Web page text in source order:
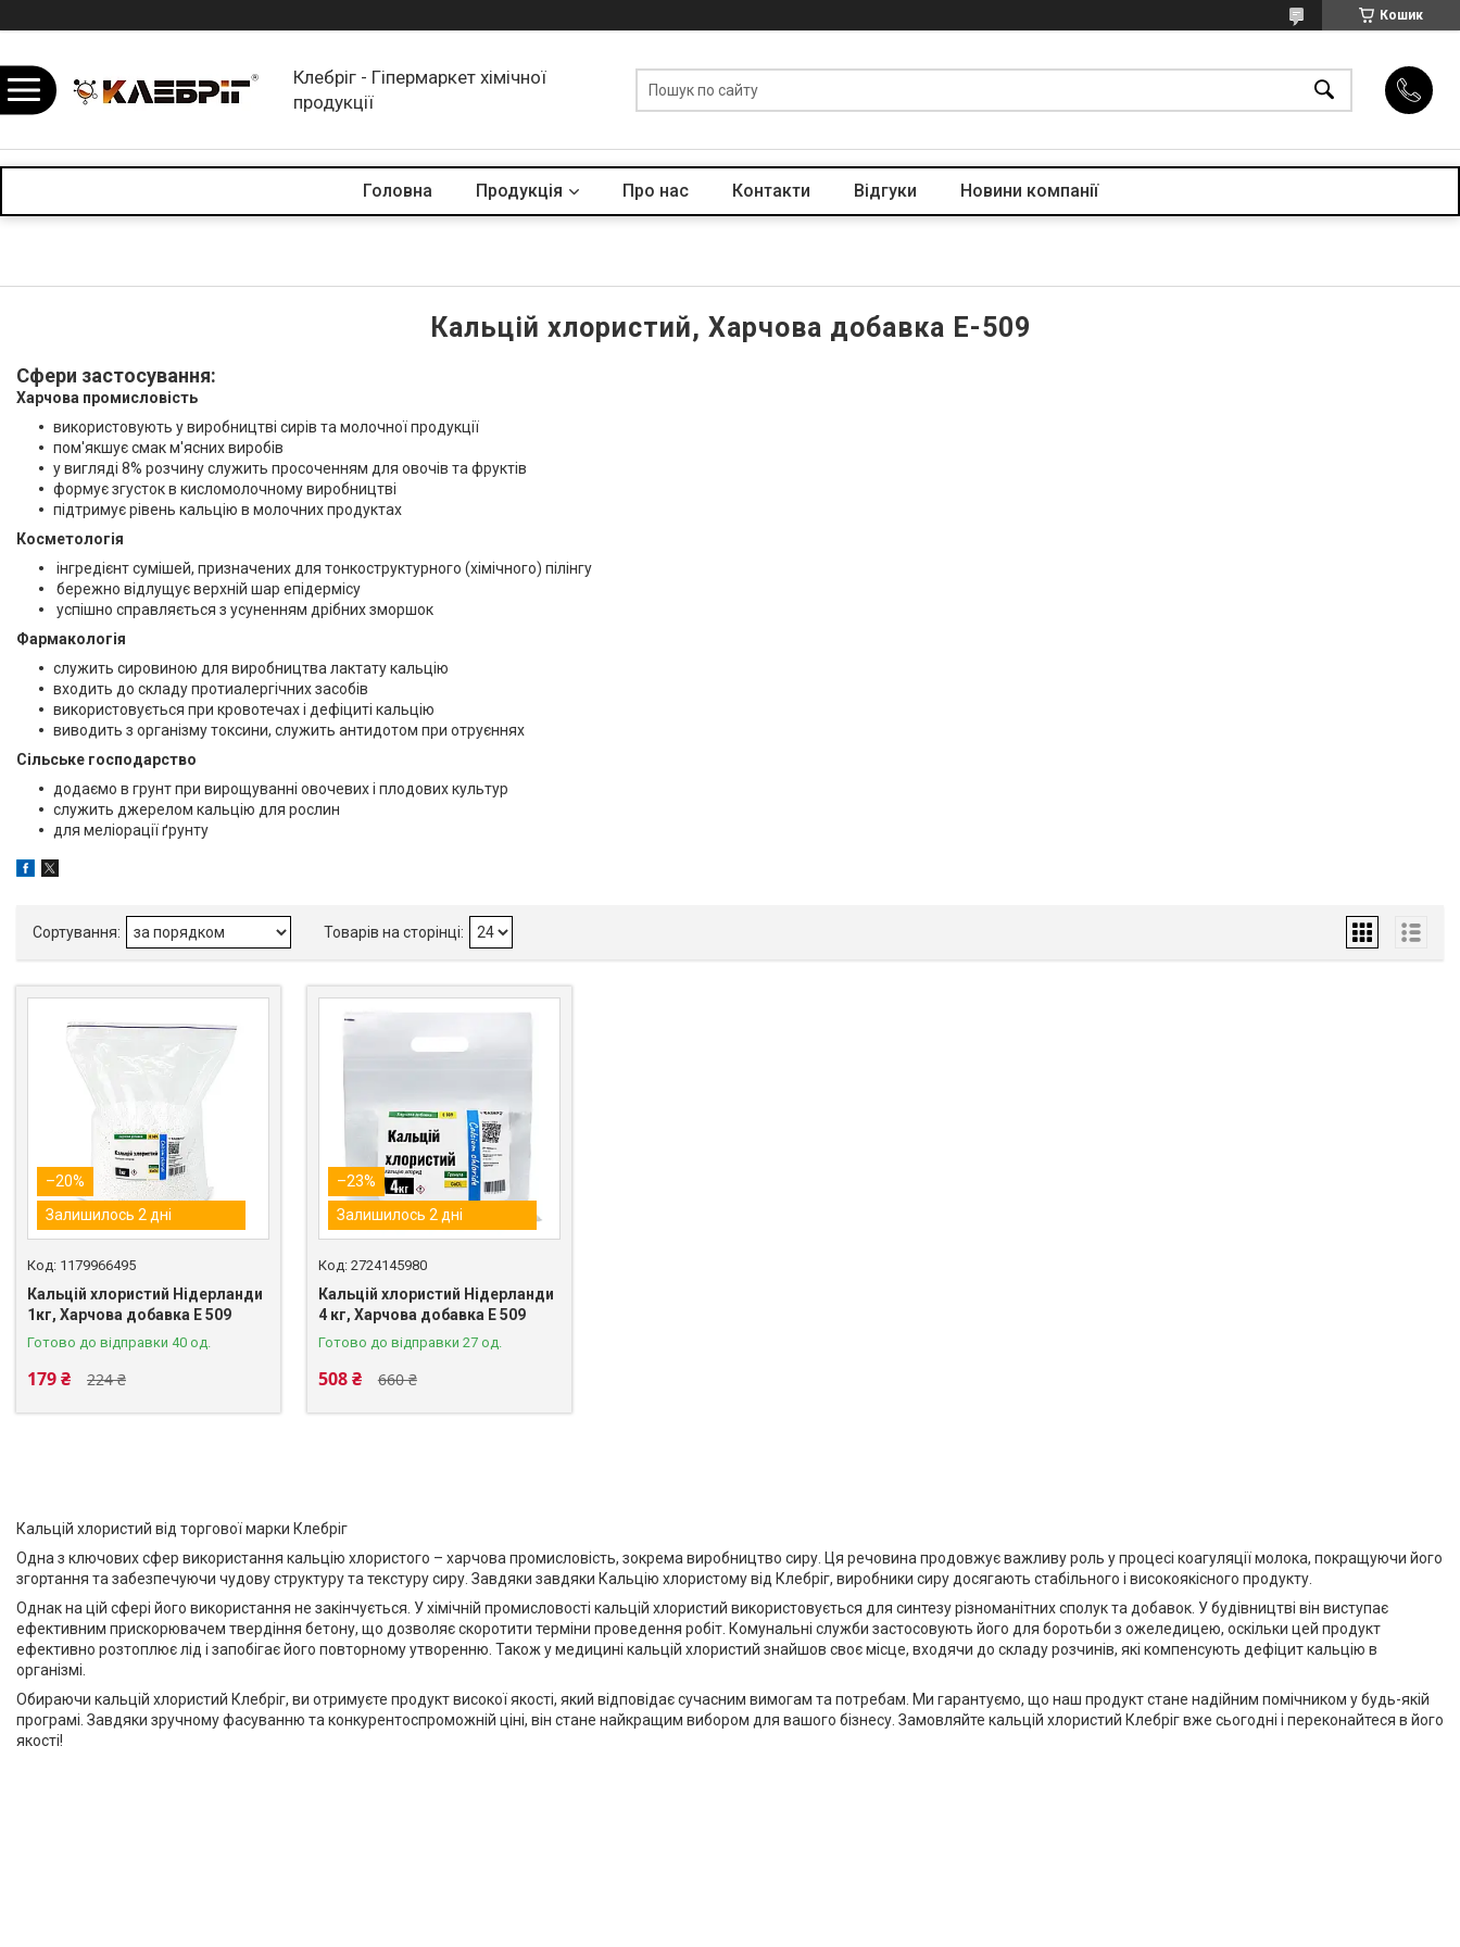
Кошик
Клебріг - Гіпермаркет хімічної
продукції
Головна Продукція Про нас Контакти Відгуки Новини компанії
Кальцій хлористий, Харчова добавка Е-509
Сфери застосування:
Харчова промисловість
використовують у виробництві сирів та молочної продукції
пом'якшує смак м'ясних виробів
у вигляді 8% розчину служить просоченням для овочів та фруктів
формує згусток в кисломолочному виробництві
підтримує рівень кальцію в молочних продуктах
Косметологія
інгредієнт сумішей, призначених для тонкоструктурного (хімічного) пілінгу
бережно відлущує верхній шар епідермісу
успішно справляється з усуненням дрібних зморшок
Фармакологія
служить сировиною для виробництва лактату кальцію
входить до складу протиалергічних засобів
використовується при кровотечах і дефіциті кальцію
виводить з організму токсини, служить антидотом при отруєннях
Сільське господарство
додаємо в грунт при вирощуванні овочевих і плодових культур
служить джерелом кальцію для рослин
для меліорації ґрунту
–20%
Залишилось 2 дні
1179966495
Кальцій хлористий Нідерланди
1кг, Харчова добавка E 509
Готово до відправки 40 од.
224 ₴
179 ₴
–23%
Залишилось 2 дні
2724145980
Кальцій хлористий Нідерланди
4 кг, Харчова добавка E 509
Готово до відправки 27 од.
660 ₴
508 ₴
Кальцій хлористий від торгової марки Клебріг
Одна з ключових сфер використання кальцію хлористого – харчова промисловість, зокрема виробництво сиру. Ця речовина продовжує важливу роль у процесі коагуляції молока, покращуючи його
згортання та забезпечуючи чудову структуру та текстуру сиру. Завдяки завдяки Кальцію хлористому від Клебріг, виробники сиру досягають стабільного і високоякісного продукту.
Однак на цій сфері його використання не закінчується. У хімічній промисловості кальцій хлористий використовується для синтезу різноманітних сполук та добавок. У будівництві він виступає
ефективним прискорювачем твердіння бетону, що дозволяє скоротити терміни проведення робіт. Комунальні служби застосовують його для боротьби з ожеледицею, оскільки цей продукт
ефективно розтоплює лід і запобігає його повторному утворенню. Також у медицині кальцій хлористий знайшов своє місце, входячи до складу розчинів, які компенсують дефіцит кальцію в
організмі.
Обираючи кальцій хлористий Клебріг, ви отримуєте продукт високої якості, який відповідає сучасним вимогам та потребам. Ми гарантуємо, що наш продукт стане надійним помічником у будь-якій
програмі. Завдяки зручному фасуванню та конкурентоспроможній ціні, він стане найкращим вибором для вашого бізнесу. Замовляйте кальцій хлористий Клебріг вже сьогодні і переконайтеся в його
якості!